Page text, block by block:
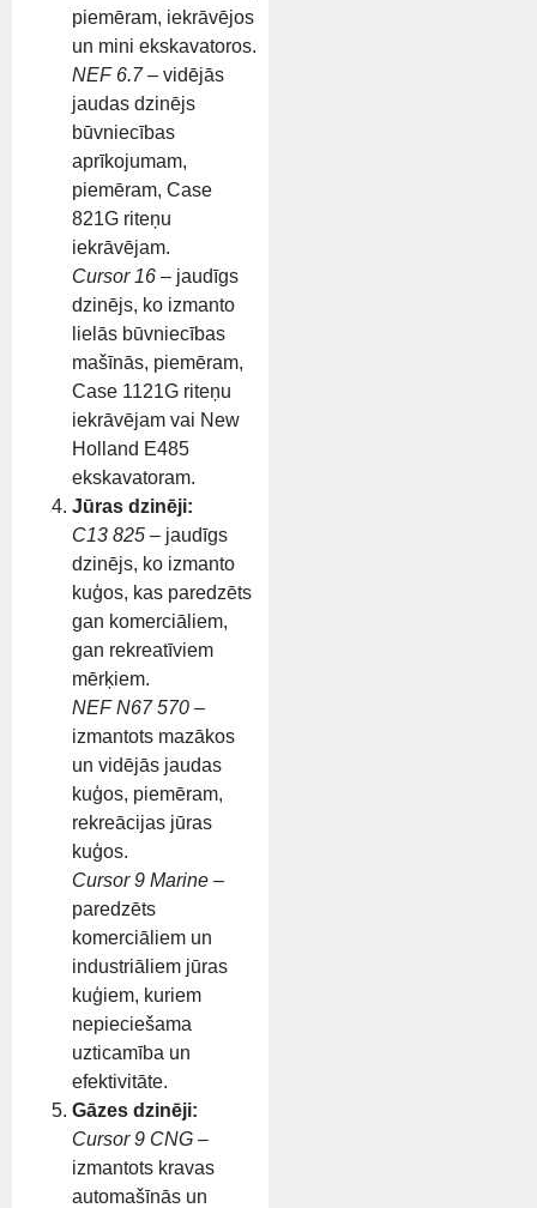
piemēram, iekrāvējos
un mini ekskavatoros.
NEF 6.7– vidējās
jaudas dzinējs
būvniecības
aprīkojumam,
piemēram, Case
821G riteņu
iekrāvējam.
Cursor 16 – jaudīgs
dzinējs, ko izmanto
lielās būvniecības
mašīnās, piemēram,
Case 1121G riteņu
iekrāvējam vai New
Holland E485
ekskavatoram.
Jūras dzinēji:
C13 825 – jaudīgs
dzinējs, ko izmanto
kuģos, kas paredzēts
gan komerciāliem,
gan rekreatīviem
mērķiem.
NEF N67 570 –
izmantots mazākos
un vidējās jaudas
kuģos, piemēram,
rekreācijas jūras
kuģos.
Cursor 9 Marine –
paredzēts
komerciāliem un
industriāliem jūras
kuģiem, kuriem
nepieciešama
uzticamība un
efektivitāte.
Gāzes dzinēji:
Cursor 9 CNG –
izmantots kravas
automašīnās un